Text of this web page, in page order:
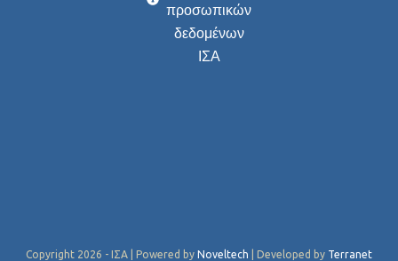
προσωπικών
δεδομένων
ΙΣΑ
Copyright 2026 - ΙΣΑ | Powered by Noveltech | Developed by Terranet